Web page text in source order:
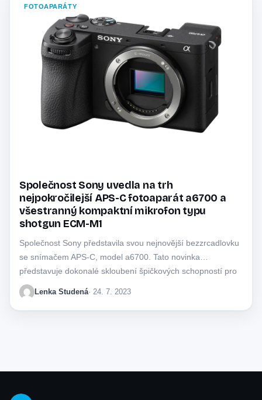
FOTOAPARÁTY
Společnost Sony uvedla na trh
nejpokročilejší APS-C fotoaparát a6700 a
všestranný kompaktní mikrofon typu
shotgun ECM-M1
Společnost Sony představila svou nejnovější bezzrcadlovku
se snímačem APS-C, model a6700. Tato novinka
představuje dokonalé skloubení špičkových schopností pro
snímání fotografií i…
Lenka Studená· 24. 7. 2023